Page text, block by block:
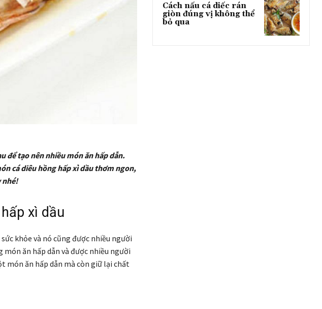
để tạo nên nhiều món ăn hấp dẫn.
cá diêu hồng hấp xì dầu thơm ngon,
nhé!
xì dầu
khỏe và nó cũng được nhiều người
món ăn hấp dẫn và được nhiều người
món ăn hấp dẫn mà còn giữ lại chất
Cách nấu cá diếc rán
giòn đúng vị không thể
bỏ qua